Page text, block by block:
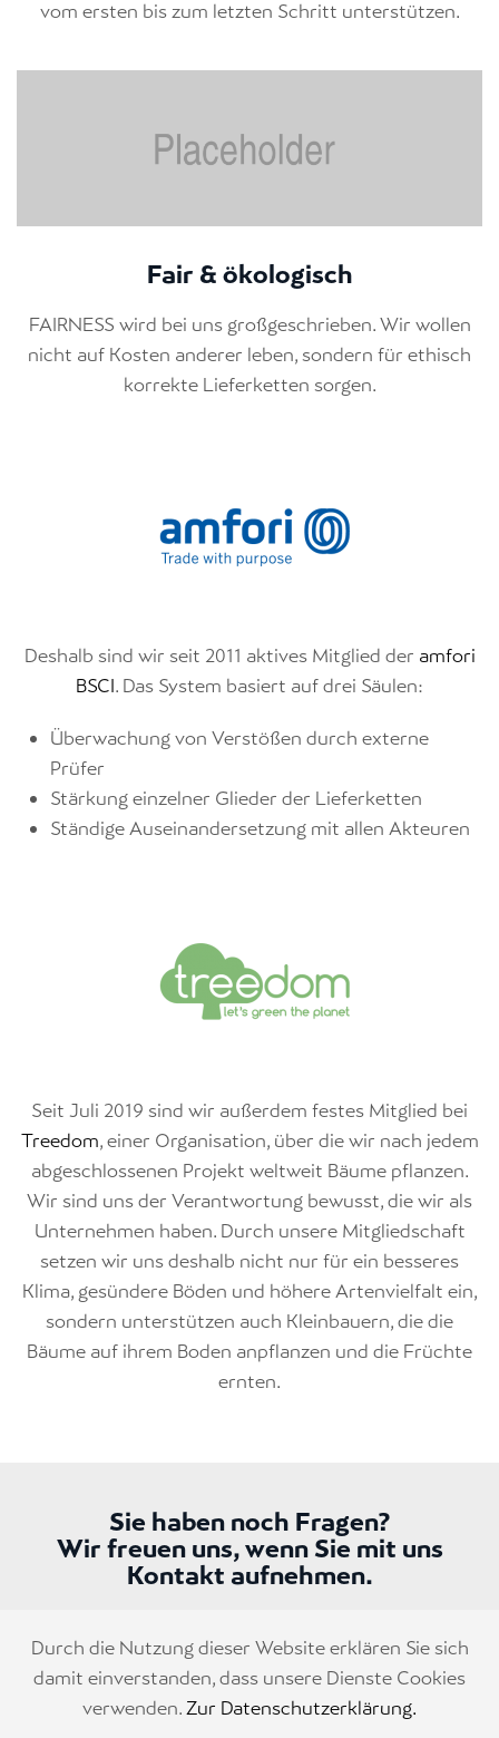
Durch die Nutzung dieser Website erklären Sie sich
damit einverstanden, dass unsere Dienste Cookies
verwenden. Zur Datenschutzerklärung.
vom ersten bis zum letzten Schritt unterstützen.
Fair & ökologisch
FAIRNESS wird bei uns großgeschrieben. Wir wollen
nicht auf Kosten anderer leben, sondern für ethisch
korrekte Lieferketten sorgen.
Deshalb sind wir seit 2011 aktives Mitglied der amfori
BSCI. Das System basiert auf drei Säulen:
Überwachung von Verstößen durch externe
Prüfer
Stärkung einzelner Glieder der Lieferketten
Ständige Auseinandersetzung mit allen Akteuren
Seit Juli 2019 sind wir außerdem festes Mitglied bei
Treedom, einer Organisation, über die wir nach jedem
abgeschlossenen Projekt weltweit Bäume pflanzen.
Wir sind uns der Verantwortung bewusst, die wir als
Unternehmen haben. Durch unsere Mitgliedschaft
setzen wir uns deshalb nicht nur für ein besseres
Klima, gesündere Böden und höhere Artenvielfalt ein,
sondern unterstützen auch Kleinbauern, die die
Bäume auf ihrem Boden anpflanzen und die Früchte
ernten.
Sie haben noch Fragen?
Wir freuen uns, wenn Sie mit uns
Kontakt aufnehmen.
KONTAKT AUFNEHMEN